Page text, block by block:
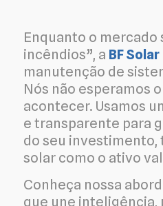
Enquanto o mercado
incêndios”, a BF Solar
manutenção de
Nós não esperamos
acontecer. Usamos
e transparente para
do seu investimento,
solar como o ativo
Conheça nossa
que une inteligência,